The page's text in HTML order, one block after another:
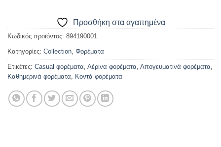
Προσθήκη στα αγαπημένα
Κωδικός προϊόντος: 894190001
Κατηγορίες: Collection, Φορέματα
Ετικέτες: Casual φορέματα, Αέρινα φορέματα, Απογευματινά φορέματα,
Καθημερινά φορέματα, Κοντά φορέματα